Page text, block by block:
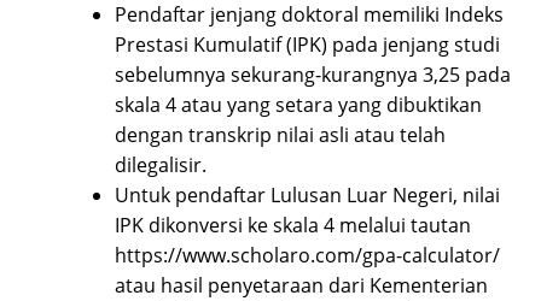
Pendaftar jenjang doktoral memiliki Indeks
Prestasi Kumulatif (IPK) pada jenjang studi
sebelumnya sekurang-kurangnya 3,25 pada
skala 4 atau yang setara yang dibuktikan
dengan transkrip nilai asli atau telah
dilegalisir.
Untuk pendaftar Lulusan Luar Negeri, nilai
IPK dikonversi ke skala 4 melalui tautan
https://www.scholaro.com/gpa-calculator/
atau hasil penyetaraan dari Kementerian